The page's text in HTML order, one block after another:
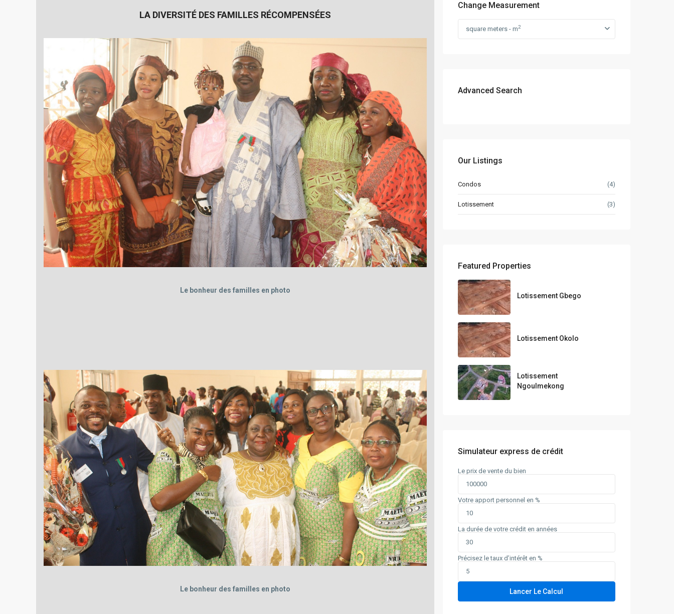
LA DIVERSITÉ DES FAMILLES RÉCOMPENSÉES
Le bonheur des familles en photo
Le bonheur des familles en photo
Change Measurement
square meters - m2
Advanced Search
Our Listings
Condos (4)
Lotissement (3)
Featured Properties
Lotissement Gbego
Lotissement Okolo
Lotissement
Ngoulmekong
Simulateur express de crédit
Le prix de vente du bien
Votre apport personnel en %
La durée de votre crédit en années
Précisez le taux d’intérêt en %
Lancer Le Calcul